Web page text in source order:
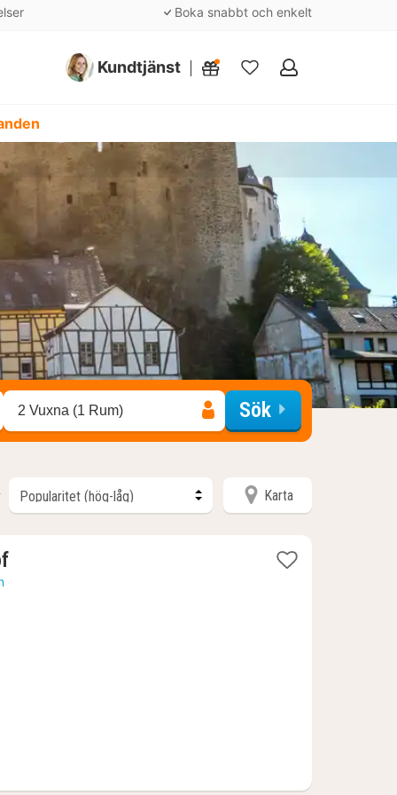
Boka snabbt och enkelt
Kundtjänst
Mina
2 Vuxna (1 Rum) Sök
Karta
1